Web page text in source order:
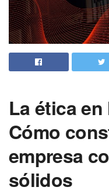
La ética
Cómo
empresa
sólidos